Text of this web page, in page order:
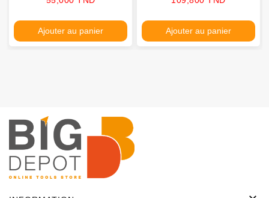
Ajouter au panier Ajouter au panier